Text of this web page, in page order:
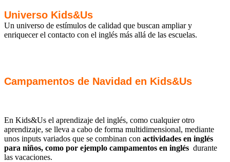
Universo Kids&Us
Un universo de estímulos de calidad que buscan ampliar y
enriquecer el contacto con el inglés más allá de las escuelas.
Campamentos de Navidad en Kids&Us
En Kids&Us el aprendizaje del inglés, como cualquier otro
aprendizaje, se lleva a cabo de forma multidimensional, mediante
unos inputs variados que se combinan con actividades en inglés
para niños, como por ejemplo campamentos en inglés durante
las vacaciones.